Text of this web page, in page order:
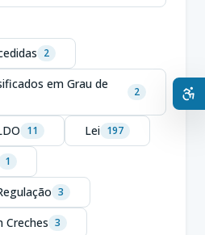
2
em Grau de
2
11 Lei 197
1
3
Creches 3